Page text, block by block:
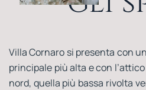
Villa Cornaro si presenta con
principale più alta e con
nord, quella più bassa rivolta